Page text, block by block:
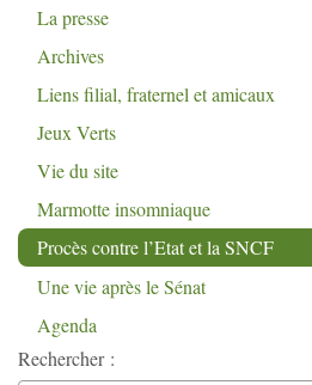
La presse
Archives
Liens filial, fraternel et amicaux
Jeux Verts
Vie du site
Marmotte insomniaque
Procès contre l’Etat et la SNCF
Une vie après le Sénat
Agenda
Rechercher :